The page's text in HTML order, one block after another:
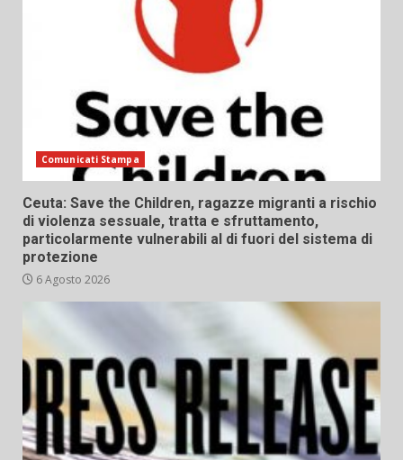
Comunicati Stampa
Ceuta: Save the Children, ragazze migranti a rischio
di violenza sessuale, tratta e sfruttamento,
particolarmente vulnerabili al di fuori del sistema di
protezione
6 Agosto 2026